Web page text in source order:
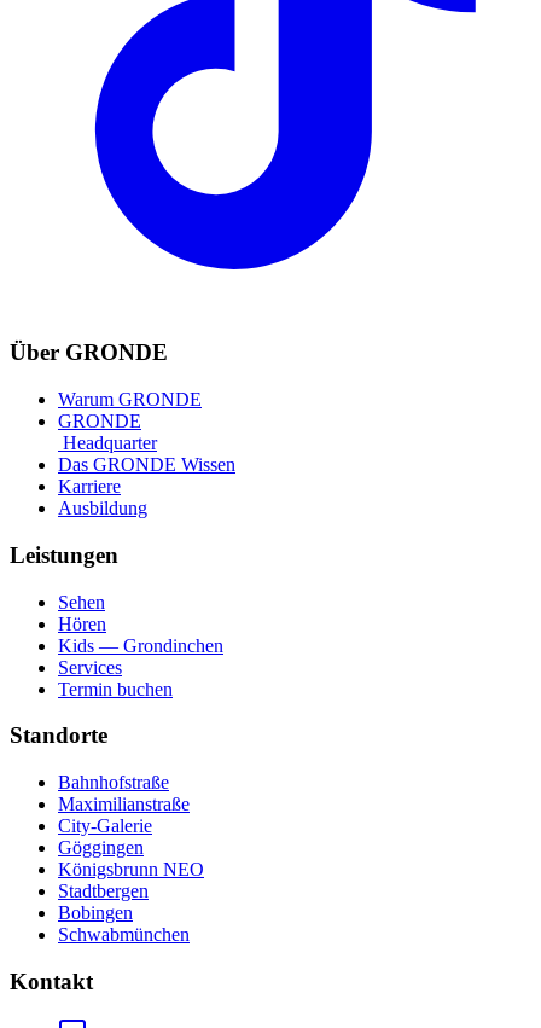
Über GRONDE
Warum GRONDE
GRONDE
Headquarter
Das GRONDE Wissen
Karriere
Ausbildung
Leistungen
Sehen
Hören
Kids — Grondinchen
Services
Termin buchen
Standorte
Bahnhofstraße
Maximilianstraße
City-Galerie
Göggingen
Königsbrunn NEO
Stadtbergen
Bobingen
Schwabmünchen
Kontakt